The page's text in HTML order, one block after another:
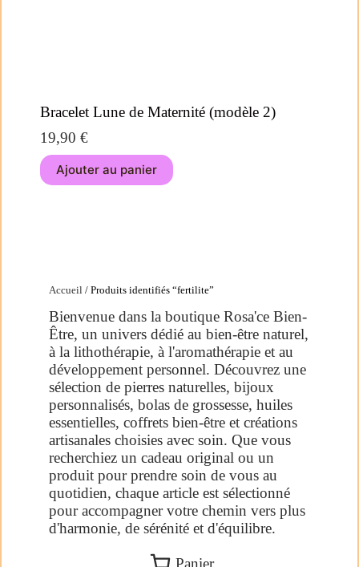
Bracelet Lune de Maternité (modèle 2)
19,90 €
Ajouter au panier
Accueil / Produits identifiés “fertilite”
Bienvenue dans la boutique Rosa'ce Bien-
Être, un univers dédié au bien-être naturel,
à la lithothérapie, à l'aromathérapie et au
développement personnel. Découvrez une
sélection de pierres naturelles, bijoux
personnalisés, bolas de grossesse, huiles
essentielles, coffrets bien-être et créations
artisanales choisies avec soin. Que vous
recherchiez un cadeau original ou un
produit pour prendre soin de vous au
quotidien, chaque article est sélectionné
pour accompagner votre chemin vers plus
d'harmonie, de sérénité et d'équilibre.
Panier